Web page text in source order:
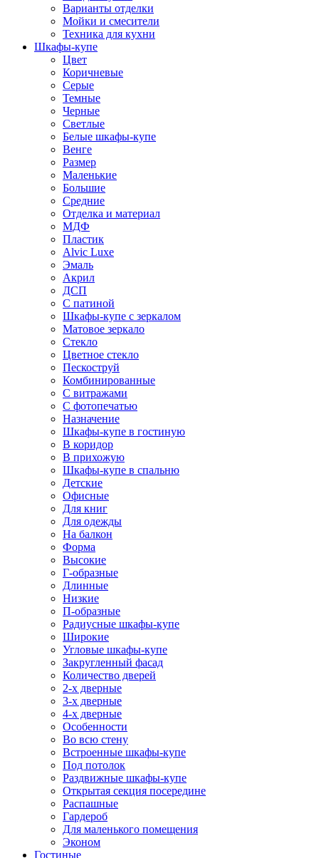
Варианты отделки
Мойки и смесители
Техника для кухни
Шкафы-купе
Цвет
Коричневые
Серые
Темные
Черные
Светлые
Белые шкафы-купе
Венге
Размер
Маленькие
Большие
Средние
Отделка и материал
МДФ
Пластик
Alvic Luxe
Эмаль
Акрил
ДСП
С патиной
Шкафы-купе с зеркалом
Матовое зеркало
Стекло
Цветное стекло
Пескоструй
Комбинированные
С витражами
С фотопечатью
Назначение
Шкафы-купе в гостиную
В коридор
В прихожую
Шкафы-купе в спальню
Детские
Офисные
Для книг
Для одежды
На балкон
Форма
Высокие
Г-образные
Длинные
Низкие
П-образные
Радиусные шкафы-купе
Широкие
Угловые шкафы-купе
Закругленный фасад
Количество дверей
2-х дверные
3-х дверные
4-х дверные
Особенности
Во всю стену
Встроенные шкафы-купе
Под потолок
Раздвижные шкафы-купе
Открытая секция посередине
Распашные
Гардероб
Для маленького помещения
Эконом
Гостиные